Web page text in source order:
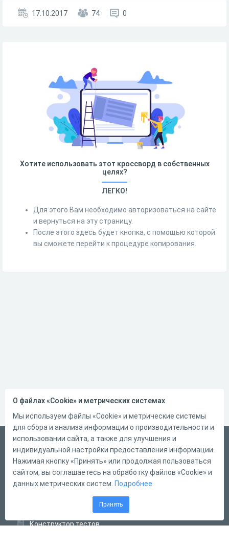
17.10.2017 74 0
Хотите использовать этот кроссворд в собственных
целях?
ЛЕГКО!
Для этого Вам необходимо авторизоваться на сайте
и вернуться на эту страницу.
После этого здесь будет кнопка, с помощью которой
вы сможете перейти к процедуре копирования.
Русский
Справка
Форма обратной связи
Конструктор тестов
О файлах «Cookie» и метрических системах
Мы используем файлы «Cookie» и метрические системы
для сбора и анализа информации о производительности и
использовании сайта, а также для улучшения и
индивидуальной настройки предоставления информации.
Нажимая кнопку «Принять» или продолжая пользоваться
сайтом, вы соглашаетесь на обработку файлов «Cookie» и
данных метрических систем. Подробнее
Принять